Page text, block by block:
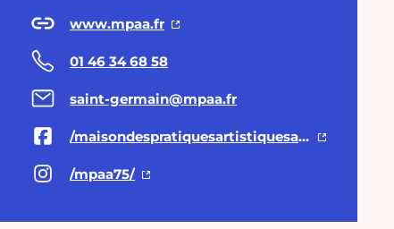
www.mpaa.fr
01 46 34 68 58
saint-germain@mpaa.fr
/maisondespratiquesartistiquesamateurs/
/mpaa75/